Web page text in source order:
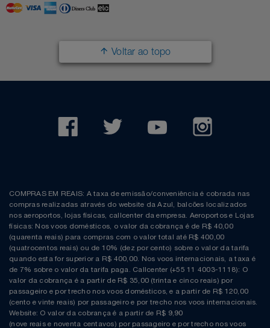
Voltar ao topo
COMPRAS EM REAIS: A taxa de emissão/conveniência é cobrada nas
compras realizadas através do website da Azul, balcões localizados
nos aeroportos, lojas físicas, callcenter da empresa. Aeroportos e Lojas
físicas: Nos voos domésticos, o valor da cobrança é de R$ 40,00
(quarenta reais) para compras com o valor total até R$ 400,00
(quatrocentos reais) ou de 10% (dez por cento) sobre o valor da tarifa
quando esta for superior a R$ 400,00. Nos voos internacionais, a taxa é
de 7% sobre o valor da tarifa paga. Callcenter (+55 11 4003-1118): O
valor da cobrança é a partir de R$ 35,00 (trinta e cinco reais) por
passageiro e por trecho nos voos domésticos, e a partir de R$ 120,00
(cento e vinte reais) por passageiro e por trecho nos voos internacionais.
Website: O valor da cobrança é a partir de R$ 9,90
(nove reais e noventa centavos) por passageiro e por trecho nos voos